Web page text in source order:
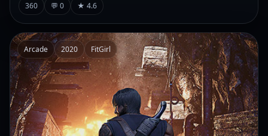
360 💬 0 ★ 4.6
Arcade 2020 FitGirl